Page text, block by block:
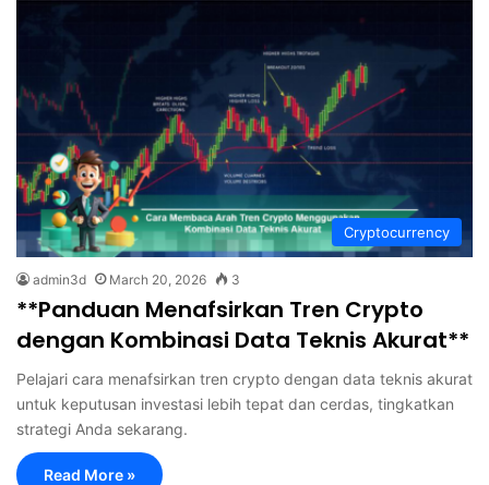
Cryptocurrency
admin3d March 20, 2026 3
**Panduan Menafsirkan Tren Crypto
dengan Kombinasi Data Teknis Akurat**
Pelajari cara menafsirkan tren crypto dengan data teknis akurat
untuk keputusan investasi lebih tepat dan cerdas, tingkatkan
strategi Anda sekarang.
Read More »